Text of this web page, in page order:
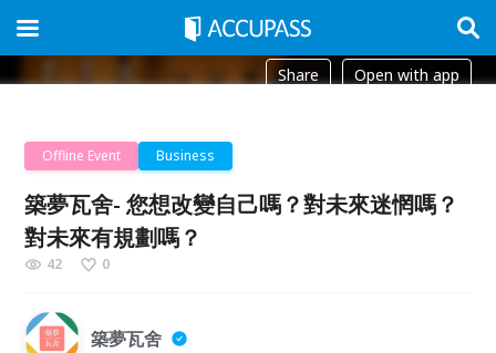
Share Open with app
Offline Event Business
築夢瓦舍- 您想改變自己嗎？對未來迷惘嗎？
對未來有規劃嗎？
42 0
築夢瓦舍